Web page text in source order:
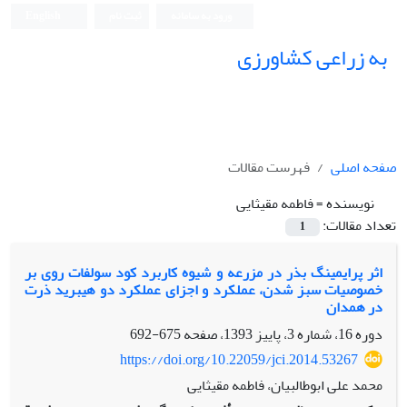
به زراعی کشاورزی
صفحه اصلی
فهرست مقالات
نویسنده =فاطمه مقیثایی
تعداد مقالات:
1
اثر پرایمینگ بذر در مزرعه و شیوه کاربرد کود سولفات روی بر
خصوصیات سبز شدن، عملکرد و اجزای عملکرد دو هیبرید ذرت
در همدان
دوره 16، شماره 3، پاییز 1393، صفحه
675-692
https://doi.org/10.22059/jci.2014.53267
محمد علی ابوطالبیان، فاطمه مقیثایی